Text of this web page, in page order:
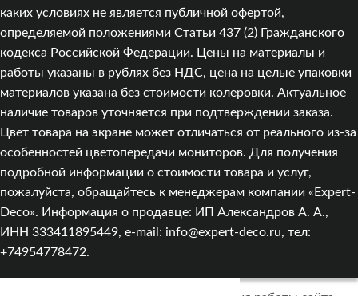
каких условиях не является публичной офертой,
определяемой положениями Статьи 437 (2) Гражданского
кодекса Российской Федерации. Цены на материалы и
работы указаны в рублях без НДС, цена на целые упаковки
материалов указана без стоимости колеровки. Актуальное
наличие товаров уточняется при подтверждении заказа.
Цвет товара на экране может отличаться от реального из‑за
особенностей цветопередачи мониторов. Для получения
подробной информации о стоимости товара и услуг,
пожалуйста, обращайтесь к менеджерам компании «Expert-
Deco». Информация о продавце: ИП Александров А. А.,
ИНН 333411895449, e-mail: info@expert-deco.ru, тел:
+74954778472.